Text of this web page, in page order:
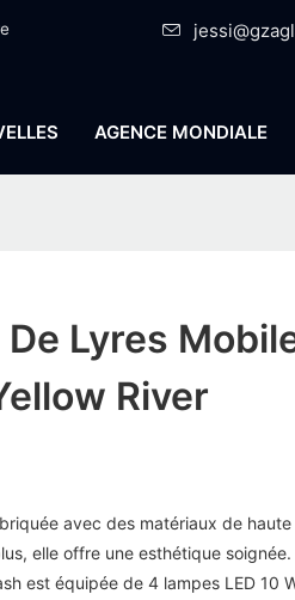
AGENCE MONDIALE
Lyres
River
avec des matériaux de
elle offre une esthétique soignée.
est équipée de 4 lampes LED 10